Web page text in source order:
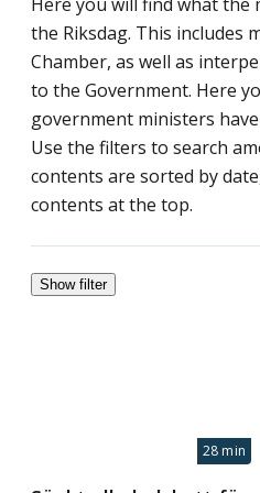
the Riksdag. This includes
Chamber, as well as
to the Government. Here
government ministers
Use the filters to search
contents are sorted by
contents at the top.
Show filter
28 min